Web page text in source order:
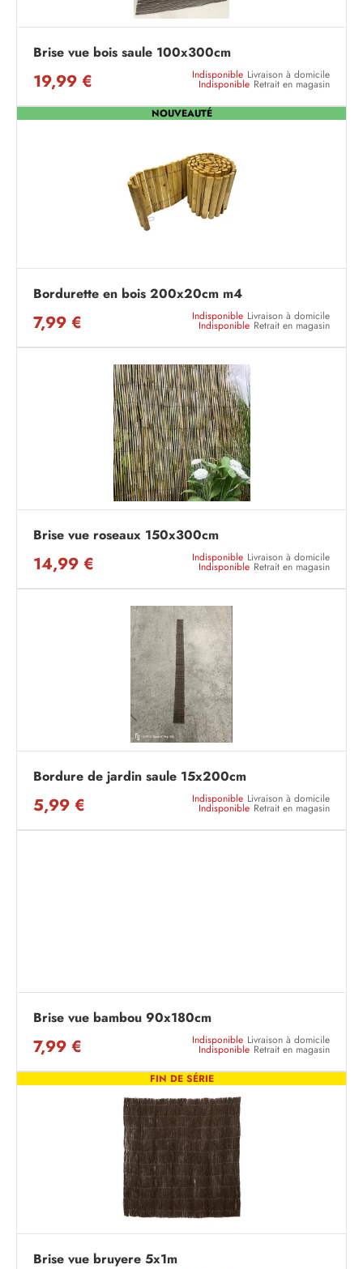
Brise vue bois saule 100x300cm
19,99 € Indisponible Livraison à domicile
Indisponible Retrait en magasin
NOUVEAUTÉ
Bordurette en bois 200x20cm m4
7,99 € Indisponible Livraison à domicile
Indisponible Retrait en magasin
Brise vue roseaux 150x300cm
14,99 € Indisponible Livraison à domicile
Indisponible Retrait en magasin
Bordure de jardin saule 15x200cm
5,99 € Indisponible Livraison à domicile
Indisponible Retrait en magasin
Brise vue bambou 90x180cm
7,99 € Indisponible Livraison à domicile
Indisponible Retrait en magasin
FIN DE SÉRIE
Brise vue bruyere 5x1m